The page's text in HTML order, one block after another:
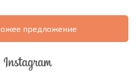
предложение